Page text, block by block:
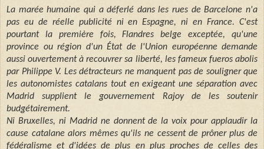
La marée humaine qui a déferlé dans les rues de Barcelone n'a
pas eu de réelle publicité ni en Espagne, ni en France. C'est
pourtant la première fois, Flandres belge exceptée, qu'une
province ou région d'un État de l'Union européenne demande
aussi ouvertement à recouvrer sa liberté, les fameux fueros abolis
par Philippe V. Les détracteurs ne manquent pas de souligner que
les autonomistes catalans tout en exigeant une séparation avec
Madrid supplient le gouvernement Rajoy de les soutenir
budgétairement.
Ni Bruxelles, ni Madrid ne donnent de la voix pour applaudir la
cause catalane alors mêmes qu'ils ne cessent de prôner plus de
fédéralisme et d'idées de plus en plus proches de celles des